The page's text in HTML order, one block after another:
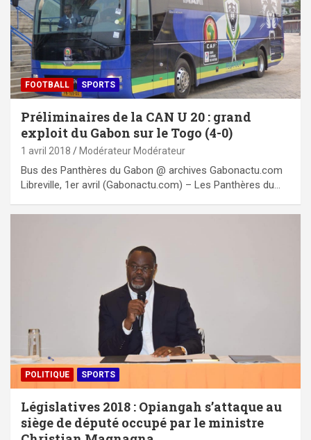
FOOTBALL SPORTS
Préliminaires de la CAN U 20 : grand
exploit du Gabon sur le Togo (4-0)
1 avril 2018 Modérateur Modérateur
Bus des Panthères du Gabon @ archives Gabonactu.com
Libreville, 1er avril (Gabonactu.com) – Les Panthères du…
POLITIQUE SPORTS
Législatives 2018 : Opiangah s’attaque au
siège de député occupé par le ministre